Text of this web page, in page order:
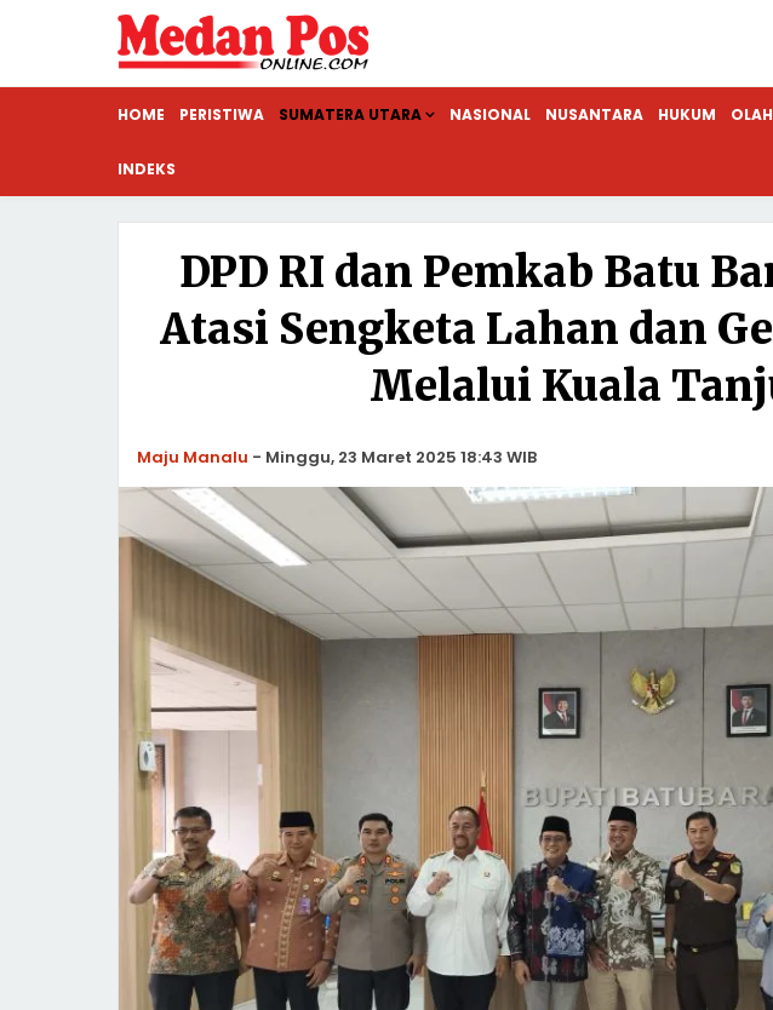
HOME PERISTIWA SUMATERA UTARA NASIONAL NUSANTARA HUKUM
INDEKS
DPD RI dan Pemkab Batu
Atasi Sengketa Lahan dan
Melalui Kuala
Maju Manalu - Minggu, 23 Maret 2025 18:43 WIB